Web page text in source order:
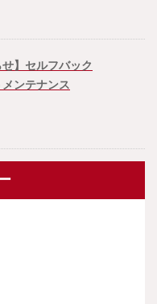
せ】セルフバック
ンテナンス